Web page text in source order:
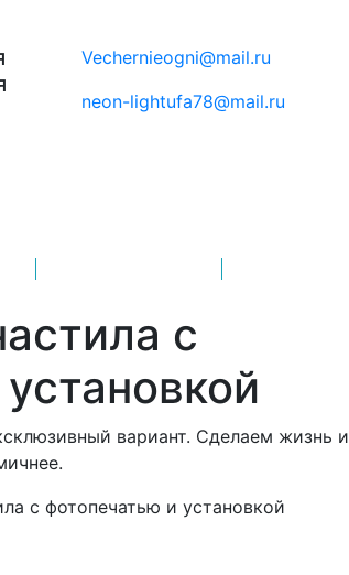
Vechernieogni@mail.ru
neon-lightufa78@mail.ru
с
вариант. Сделаем жизнь и
с фотопечатью и установкой